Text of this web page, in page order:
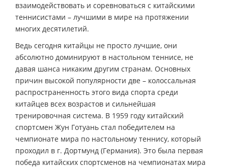
взаимодействовать и соревноваться с китайскими
теннисистами – лучшими в мире на протяжении
многих десятилетий.
Ведь сегодня китайцы не просто лучшие, они
абсолютно доминируют в настольном теннисе, не
давая шанса никаким другим странам. Основных
причин высокой популярности две – колоссальная
распространенность этого вида спорта среди
китайцев всех возрастов и сильнейшая
тренировочная система. В 1959 году китайский
спортсмен Жун Готуань стал победителем на
чемпионате мира по настольному теннису, который
проходил в г. Дортмунд (Германия). Это была первая
победа китайских спортсменов на чемпионатах мира